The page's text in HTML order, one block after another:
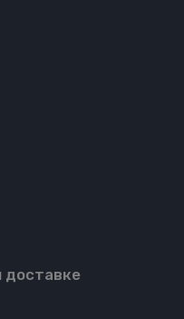
доставке